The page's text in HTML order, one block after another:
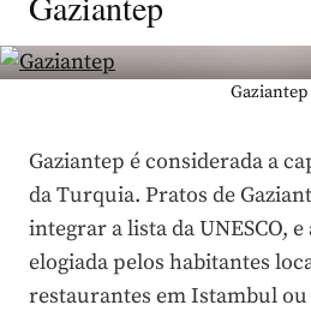
Gaziantep
Gaziantep é considerada a
da Turquia. Pratos de
integrar a lista da UNESCO,
elogiada pelos habitantes
restaurantes em Istambul